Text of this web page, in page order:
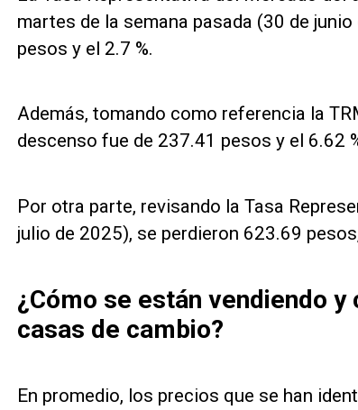
martes de la semana pasada (30 de
pesos y el 2.7 %.
Además, tomando como referencia la
descenso fue de 237.41 pesos y el 6.62
Por otra parte, revisando la Tasa
julio de 2025), se perdieron 623.69
¿Cómo se están vendiendo
casas de cambio?
En promedio, los precios que se han